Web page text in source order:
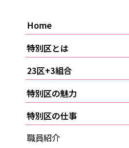
Home
特別区とは
23区+3組合
特別区の魅力
特別区の仕事
職員紹介